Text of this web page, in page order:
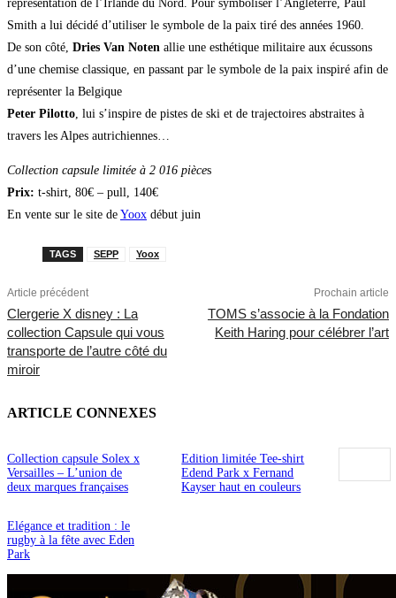
représentation de l’Irlande du Nord. Pour symboliser l’Angleterre, Paul
Smith a lui décidé d’utiliser le symbole de la paix tiré des années 1960.
De son côté, Dries Van Noten allie une esthétique militaire aux écussons
d’une chemise classique, en passant par le symbole de la paix inspiré afin de
représenter la Belgique
Peter Pilotto , lui s’inspire de pistes de ski et de trajectoires abstraites à
travers les Alpes autrichiennes…
Collection capsule limitée à 2 016 pièces
Prix: t-shirt, 80€ – pull, 140€
En vente sur le site de Yoox début juin
TAGS SEPP Yoox
Article précédent
Clergerie X disney : La
collection Capsule qui vous
transporte de l’autre côté du
miroir
Prochain article
TOMS s’associe à la Fondation
Keith Haring pour célébrer l’art
ARTICLE CONNEXES
Collection capsule Solex x
Versailles – L’union de
deux marques françaises
Edition limitée Tee-shirt
Edend Park x Fernand
Kayser haut en couleurs
Elégance et tradition : le
rugby à la fête avec Eden
Park